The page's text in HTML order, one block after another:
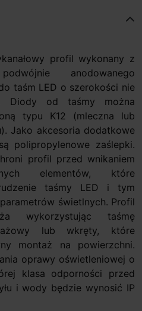
profil wykonany z
anodowanego
taśm LED o szerokości nie
Diody od taśmy można
typu K12 (mleczna lub
Jako akcesoria dodatkowe
polipropylenowe zaślepki.
profil przed wnikaniem
elementów, które
taśmy LED i tym
świetlnych. Profil
wykorzystując taśmę
lub wkręty, które
montaż na powierzchni.
oprawy oświetleniowej o
klasa odporności przed
i wody będzie wynosić IP